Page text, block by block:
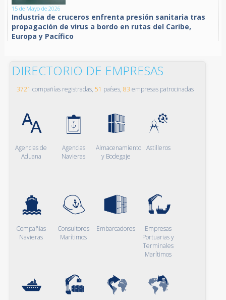
15 de Mayo de 2026
Industria de cruceros enfrenta presión sanitaria tras
propagación de virus a bordo en rutas del Caribe,
Europa y Pacífico
DIRECTORIO DE EMPRESAS
3721 compañías registradas, 51 países, 83 empresas patrocinadas
Agencias de
Aduana
Agencias
Navieras
Almacenamiento
y Bodegaje
Astilleros
Compañías
Navieras
Consultores
Marítimos
Embarcadores
Empresas
Portuarias y
Terminales
Marítimos